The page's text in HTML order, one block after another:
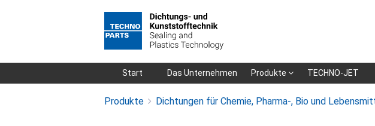
Navigation
Start Das Unternehmen Produkte TECHNO-JET
Produkte Dichtungen für Chemie, Pharma-, Bio und